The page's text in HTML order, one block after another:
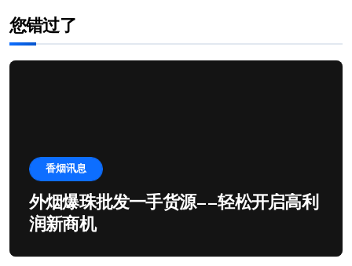
您错过了
香烟讯息
外烟爆珠批发一手货源——轻松开启高利
润新商机